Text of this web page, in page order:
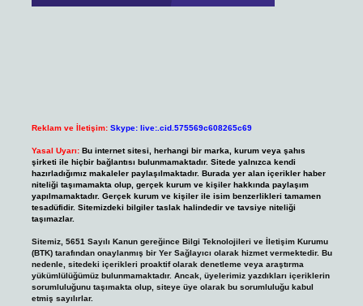
Reklam ve İletişim: Skype: live:.cid.575569c608265c69
Yasal Uyarı: Bu internet sitesi, herhangi bir marka, kurum veya şahıs
şirketi ile hiçbir bağlantısı bulunmamaktadır. Sitede yalnızca kendi
hazırladığımız makaleler paylaşılmaktadır. Burada yer alan içerikler haber
niteliği taşımamakta olup, gerçek kurum ve kişiler hakkında paylaşım
yapılmamaktadır. Gerçek kurum ve kişiler ile isim benzerlikleri tamamen
tesadüfidir. Sitemizdeki bilgiler taslak halindedir ve tavsiye niteliği
taşımazlar.
Sitemiz, 5651 Sayılı Kanun gereğince Bilgi Teknolojileri ve İletişim Kurumu
(BTK) tarafından onaylanmış bir Yer Sağlayıcı olarak hizmet vermektedir. Bu
nedenle, sitedeki içerikleri proaktif olarak denetleme veya araştırma
yükümlülüğümüz bulunmamaktadır. Ancak, üyelerimiz yazdıkları içeriklerin
sorumluluğunu taşımakta olup, siteye üye olarak bu sorumluluğu kabul
etmiş sayılırlar.